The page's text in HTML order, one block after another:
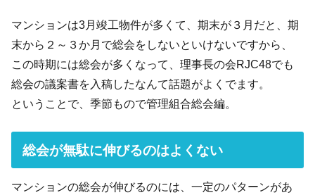
マンションは3月竣工物件が多くて、期末が３月だと、期
末から２～３か月で総会をしないといけないですから、
この時期には総会が多くなって、理事長の会RJC48でも
総会の議案書を入稿したなんて話題がよくでます。
ということで、季節もので管理組合総会編。
総会が無駄に伸びるのはよくない
マンションの総会が伸びるのには、一定のパターンがあ